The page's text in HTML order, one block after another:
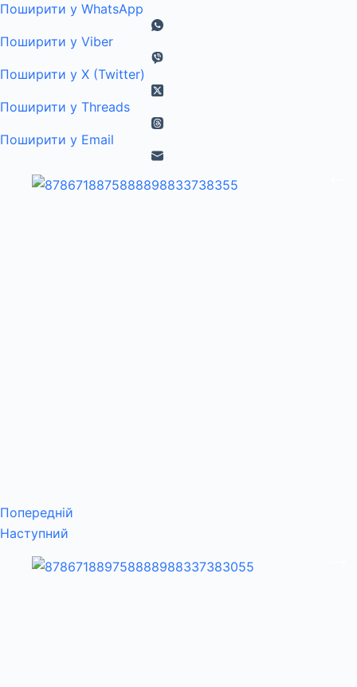
Поширити у WhatsApp
Поширити у Viber
Поширити у X (Twitter)
Поширити у Threads
Поширити у Email
Попередній
Наступний